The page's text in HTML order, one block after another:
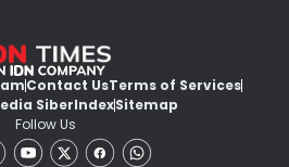
Contact UsTerms of Services
SiberIndexSitemap
Follow Us